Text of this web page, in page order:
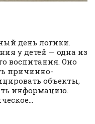
день логики.
у детей — одна из
воспитания. Оно
причинно-
объекты,
информацию.